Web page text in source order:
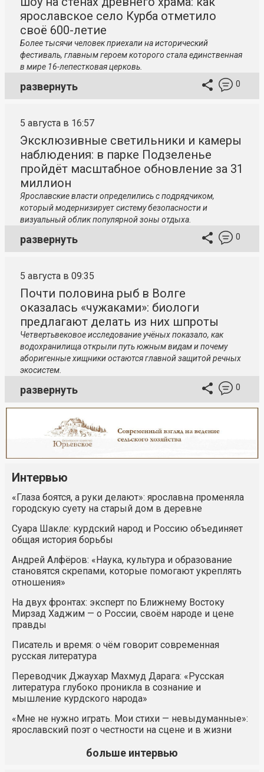
ярославское село Курба отметило
своё 600-летие
Более тысячи человек приехали на исторический
фестиваль, главным героем которого стала единственная
в мире 16-лепестковая церковь.
развернуть 0
5 августа в 16:57
Эксклюзивные светильники и камеры
наблюдения: в парке Подзеленье
пройдёт масштабное обновление за 31
миллион
Ярославские власти определились с подрядчиком,
который модернизирует систему безопасности и
визуальный облик популярной зоны отдыха.
развернуть 0
5 августа в 09:35
Почти половина рыб в Волге
оказалась «чужаками»: биологи
предлагают делать из них шпроты
Четвертьвековое исследование учёных показало, как
водохранилища открыли путь южным видам и почему
аборигенные хищники остаются главной защитой речных
экосистем.
развернуть 0
Интервью
«Глаза боятся, а руки делают»: ярославна променяла
городскую суету на старый дом в деревне
Суара Шакле: курдский народ и Россию объединяет
общая история борьбы
Андрей Алфёров: «Наука, культура и образование
становятся скрепами, которые помогают укреплять
отношения»
На двух фронтах: эксперт по Ближнему Востоку
Мирзад Хаджим — о России, своём народе и цене
правды
Писатель и время: о чём говорит современная
русская литература
Переводчик Джаухар Махмуд Дарага: «Русская
литература глубоко проникла в сознание и
мышление курдского народа»
«Мне не нужно играть. Мои стихи — невыдуманные»:
ярославский поэт о честности на сцене и в жизни
больше интервью